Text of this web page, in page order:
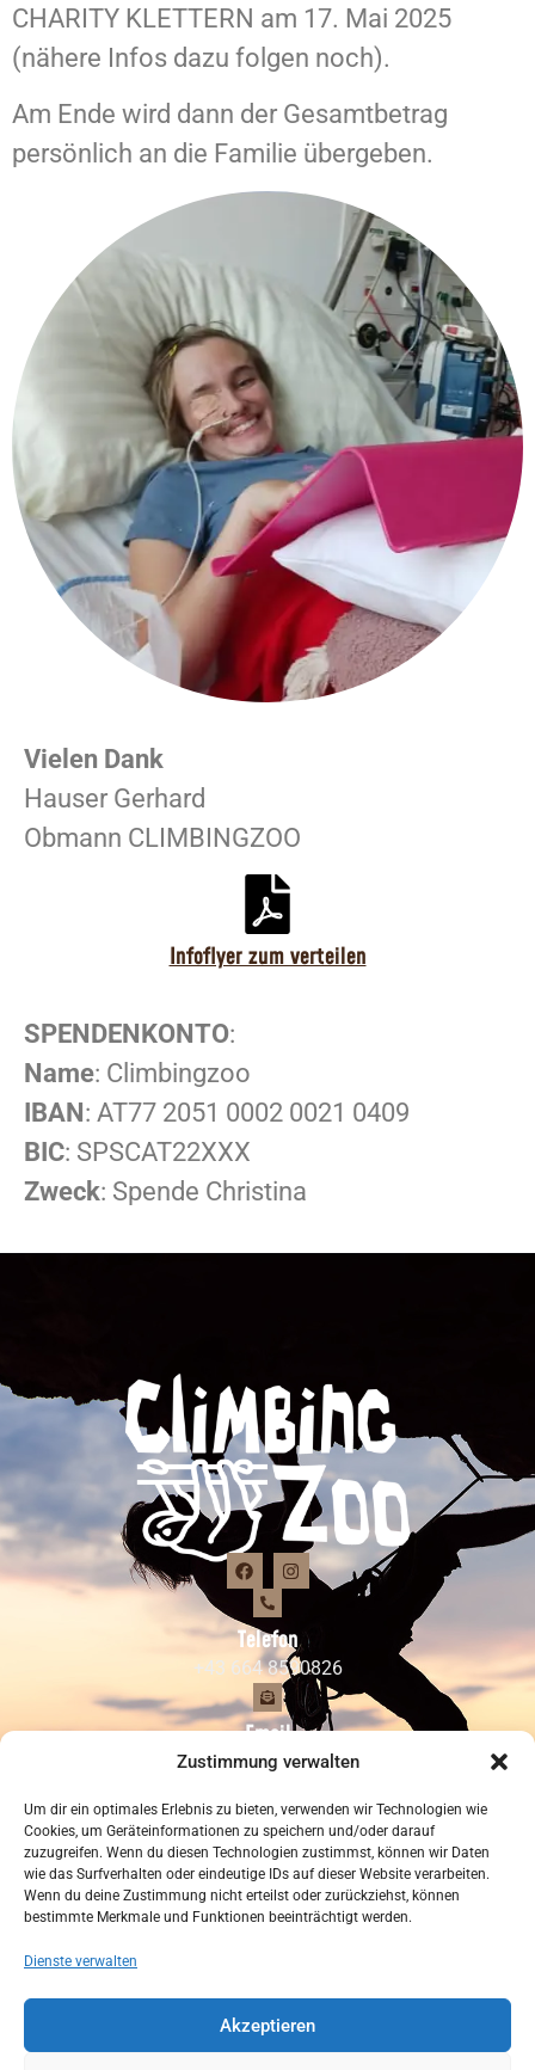
Zustimmung verwalten
Um dir ein optimales Erlebnis zu bieten, verwenden wir Technologien wie
Cookies, um Geräteinformationen zu speichern und/oder darauf
zuzugreifen. Wenn du diesen Technologien zustimmst, können wir Daten
wie das Surfverhalten oder eindeutige IDs auf dieser Website verarbeiten.
Wenn du deine Zustimmung nicht erteilst oder zurückziehst, können
bestimmte Merkmale und Funktionen beeinträchtigt werden.
Dienste verwalten
Akzeptieren
CHARITY KLETTERN am 17. Mai 2025
(nähere Infos dazu folgen noch).
Am Ende wird dann der Gesamtbetrag
persönlich an die Familie übergeben.
Vielen Dank
Hauser Gerhard
Obmann CLIMBINGZOO
Infoflyer zum verteilen
SPENDENKONTO:
Name: Climbingzoo
IBAN: AT77 2051 0002 0021 0409
BIC: SPSCAT22XXX
Zweck: Spende Christina
Telefon
+43 664 8590826
Email
climbingzoo@hotmail.com
Adresse
Kapfingerstr. 48/1, 6263 Fügen
Cookie-Richtlinie (EU)
© 2024 Climbing Zoo • Alle Rechte vorbehalten